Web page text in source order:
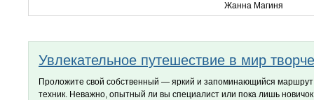
Жанна Магиня
Увлекательное путешествие в мир
Проложите свой собственный — яркий и запоминающийся
техник. Неважно, опытный ли вы специалист или пока лишь